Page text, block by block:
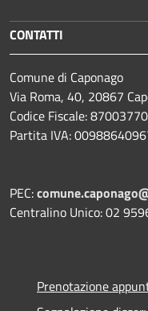
CONTATTI
Comune di Caponago
Via Roma, 40, 20867
Codice Fiscale:
Partita IVA:
PEC:
Centralino Unico: 02
Prenotazione